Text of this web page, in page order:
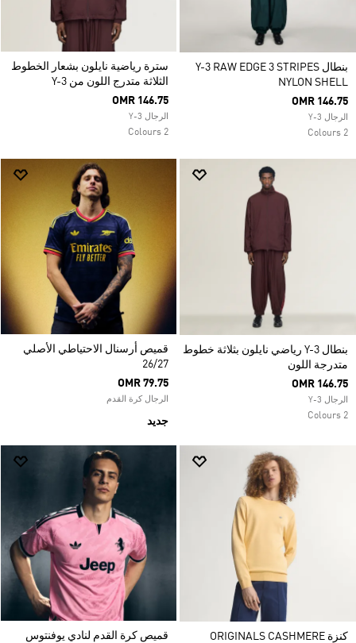
بنطال Y-3 RAW EDGE 3 STRIPES
NYLON SHELL
OMR 146.75
الرجال Y-3
2 Colours
سترة رياضية نايلون بشعار الخطوط
الثلاثة متدرج اللون من Y-3
OMR 146.75
الرجال Y-3
2 Colours
بنطال Y-3 رياضي نايلون بثلاثة خطوط
متدرجة اللون
OMR 146.75
الرجال Y-3
2 Colours
قميص أرسنال الاحتياطي الأصلي
26/27
OMR 79.75
الرجال كرة القدم
جديد
كنزة ORIGINALS CASHMERE قميص كرة القدم لنادي يوفنتوس